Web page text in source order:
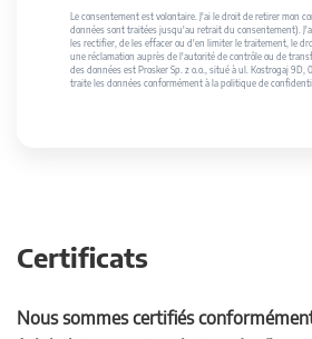
Le consentement est volontaire. J'ai le droit de retirer mon
données sont traitées jusqu'au retrait du consentement).
les rectifier, de les effacer ou d'en limiter le traitement, le
une réclamation auprès de l'autorité de contrôle ou de
des données est Prosker Sp. z o.o., situé à ul. Kostrogaj
traite les données conformément à la politique de
Certificats
Nous sommes certifiés